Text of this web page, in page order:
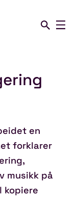
en
forklarer
musikk på
kopiere